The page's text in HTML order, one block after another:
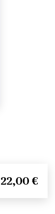
22,00 €